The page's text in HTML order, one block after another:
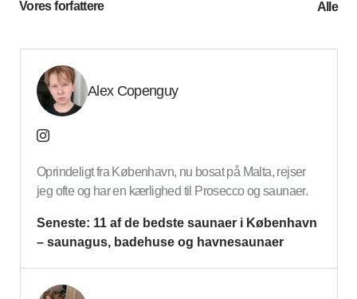
Vores forfattere Alle
Alex Copenguy
Oprindeligt fra København, nu bosat på Malta, rejser
jeg ofte og har en kærlighed til Prosecco og saunaer.
Seneste: 11 af de bedste saunaer i København
– saunagus, badehuse og havnesaunaer